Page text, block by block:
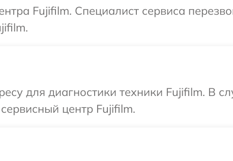
Fujifilm. Специалист сервиса
для диагностики техники Fujifilm. В
центр Fujifilm.